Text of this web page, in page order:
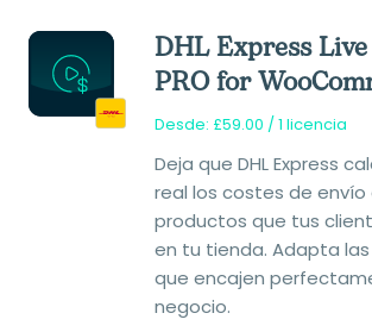
DHL Express
PRO for
Desde: £59.00 / 1 licencia
Deja que DHL Express
real los costes de envío
productos que tus
en tu tienda. Adapta
que encajen
negocio.